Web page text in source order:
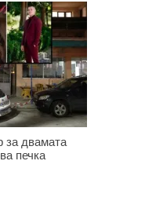
за двамата
печка